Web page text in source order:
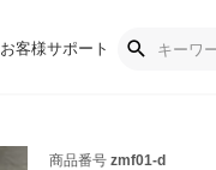
お客様サポート
商品番号 zmf01-d